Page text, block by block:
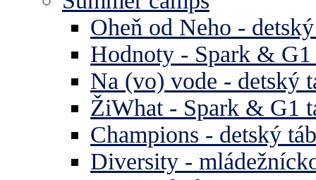
Oheň od Neho -
Hodnoty - Spark & G1
Na (vo) vode - detský
ŽiWhat - Spark & G1
Champions - detský
Diversity -